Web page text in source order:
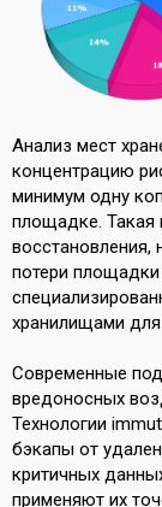
Анализ мест
концентрацию
минимум одну
площадке. Такая
восстановления,
потери площадки
хранилищами
Современные
вредоносных
Технологии
бэкапы от
критичных
применяют их